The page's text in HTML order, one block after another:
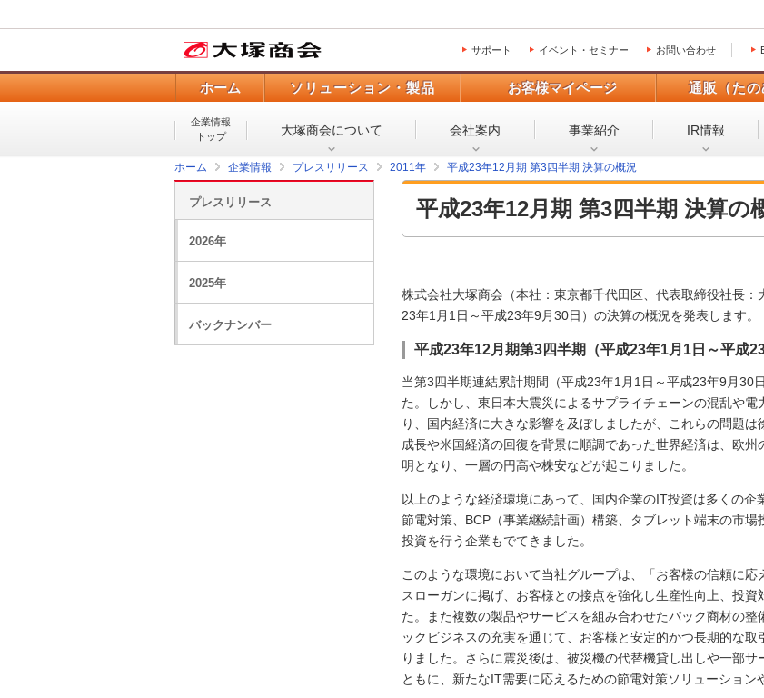
サポート イベント・セミナー お問い合わせ
ホーム ソリューション・製品 お客様マイページ 通販（たの
企業情報
トップ
大塚商会について 会社案内 事業紹介 IR情報
ホーム 企業情報 プレスリリース 2011年 平成23年12月期 第3四半期 決算の概況
平成23年12月期 第3四半期 決算の
株式会社大塚商会（本社：東京都千代田区、代表取締役社長
23年1月1日～平成23年9月30日）の決算の概況を発表します。
平成23年12月期第3四半期（平成23年1月1日～平成
当第3四半期連結累計期間（平成23年1月1日～平成23年9月30
た。しかし、東日本大震災によるサプライチェーンの混乱や
り、国内経済に大きな影響を及ぼしましたが、これらの問題
成長や米国経済の回復を背景に順調であった世界経済は、欧
明となり、一層の円高や株安などが起こりました。
以上のような経済環境にあって、国内企業のIT投資は多くの
節電対策、BCP（事業継続計画）構築、タブレット端末の市
投資を行う企業もでてきました。
このような環境において当社グループは、「お客様の信頼に
スローガンに掲げ、お客様との接点を強化し生産性向上、投
た。また複数の製品やサービスを組み合わせたパック商材の
ックビジネスの充実を通じて、お客様と安定的かつ長期的な
りました。さらに震災後は、被災機の代替機貸し出しや一部
ともに、新たなIT需要に応えるための節電対策ソリューション
プレスリリース
2026年
2025年
バックナンバー